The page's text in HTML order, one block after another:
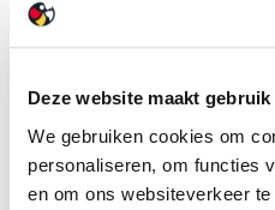
Deze website maakt
We gebruiken cookies om
personaliseren, om functies
en om ons websiteverkeer